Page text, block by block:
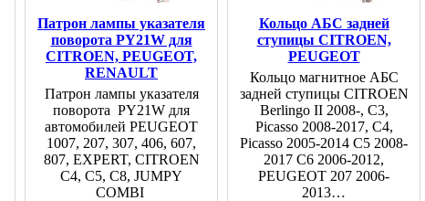
Патрон лампы указателя
поворота PY21W для
CITROEN, PEUGEOT,
RENAULT
Патрон лампы указателя
поворота PY21W для
автомобилей PEUGEOT
1007, 207, 307, 406, 607,
807, EXPERT, CITROEN
C4, C5, C8, JUMPY
COMBI
Кольцо АБС задней
ступицы CITROEN,
PEUGEOT
Кольцо магнитное АБС
задней ступицы CITROEN
Berlingo II 2008-, C3,
Picasso 2008-2017, C4,
Picasso 2005-2014 C5 2008-
2017 C6 2006-2012,
PEUGEOT 207 2006-
2013…